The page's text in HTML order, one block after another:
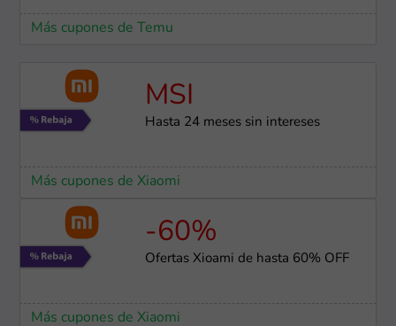
Más cupones de Temu
MSI
Hasta 24 meses sin intereses
Más cupones de Xiaomi
-60%
Ofertas Xioami de hasta 60% OFF
Más cupones de Xiaomi